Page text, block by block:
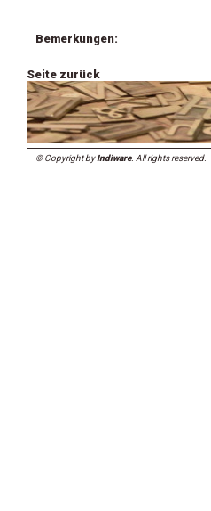
Bemerkungen:
Seite zurück
© Copyright byIndiware. All rights reserved.